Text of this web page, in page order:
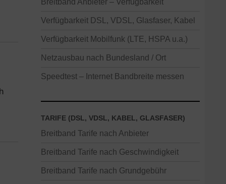
Verfügbarkeit DSL, VDSL, Glasfaser, Kabel
Verfügbarkeit Mobilfunk (LTE, HSPA u.a.)
Netzausbau nach Bundesland / Ort
Speedtest – Internet Bandbreite messen
TARIFE (DSL, VDSL, KABEL, GLASFASER)
Breitband Tarife nach Anbieter
Breitband Tarife nach Geschwindigkeit
Breitband Tarife nach Grundgebühr